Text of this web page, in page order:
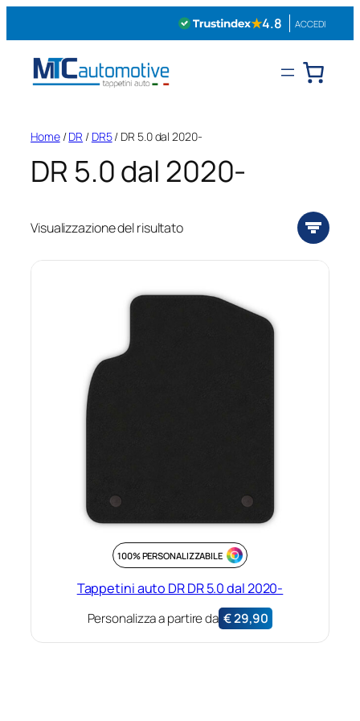
★4.8 ACCEDI
Home/DR / DR5/ DR 5.0 dal 2020-
DR 5.0 dal 2020-
Visualizzazione del risultato
100% PERSONALIZZABILE
Tappetini auto DR DR 5.0 dal 2020-
Personalizza a partire da €29,90